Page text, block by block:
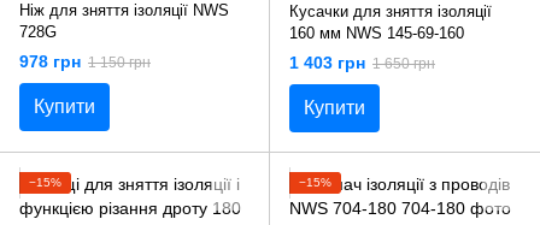
Ніж для зняття ізоляції NWS
728G
978 грн 1 150 грн
Купити
Кусачки для зняття ізоляції
160 мм NWS 145-69-160
1 403 грн 1 650 грн
Купити
−15% −15%